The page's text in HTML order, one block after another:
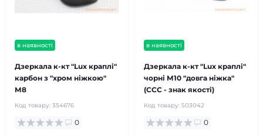
в наявності
Дзеркала к-кт "Lux краплі"
карбон з "хром ніжкою"
М8
Код товару: 354676
0
в наявності
Дзеркала к-кт "Lux краплі"
чорні М10 "довга ніжка"
(ССС - знак якості)
Код товару: 503042
0